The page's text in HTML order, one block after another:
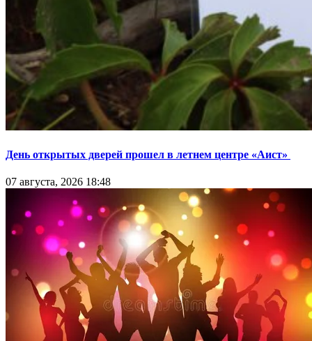
День открытых дверей прошел в летнем центре «Аист»
07 августа, 2026 18:48